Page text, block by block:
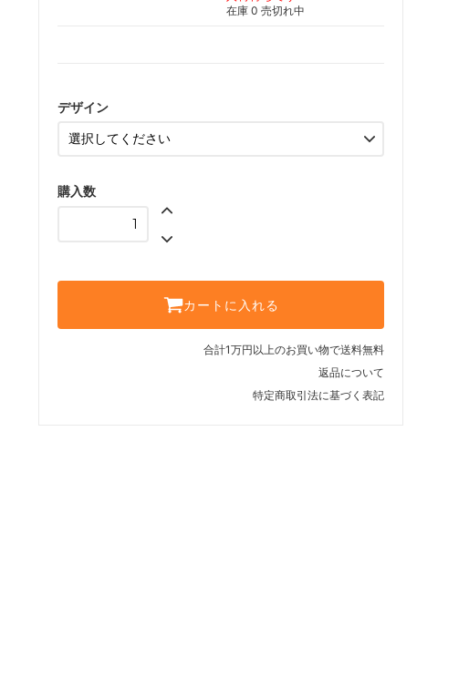
在庫 0 売切れ中
デザイン
購入数
カートに入れる
合計1万円以上のお買い物で送料無料
返品について
特定商取引法に基づく表記